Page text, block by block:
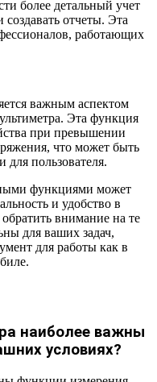
более детальный учет
отчеты. Эта
работающих
важным аспектом
Эта функция
при превышении
что может быть
для пользователя.
функциями может
и удобство в
внимание на те
для ваших задач,
для работы как в
наиболее важны
условиях?